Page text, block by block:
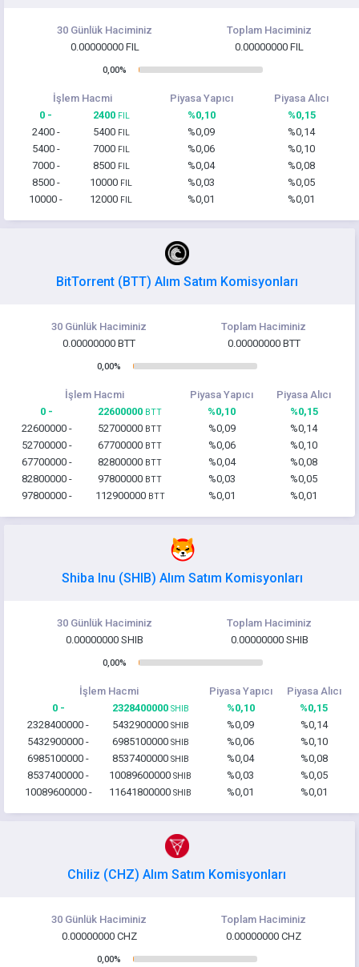
30 Günlük Haciminiz
Toplam Haciminiz
0.00000000 FIL
0.00000000 FIL
0,00%
İşlem Hacmi Piyasa Yapıcı
Piyasa Alıcı
0 -
2400 FIL %0,10
%0,15
2400 -
5400 FIL %0,09
%0,14
5400 -
7000 FIL %0,06
%0,10
7000 -
8500 FIL %0,04
%0,08
8500 -
10000 FIL %0,03
%0,05
10000 -
12000 FIL %0,01 %0,01
BitTorrent (BTT) Alım Satım Komisyonları
30 Günlük Haciminiz
Toplam Haciminiz
0.00000000 BTT
0.00000000 BTT
0,00%
İşlem Hacmi Piyasa Yapıcı
Piyasa Alıcı
0 -
22600000 BTT %0,10
%0,15
22600000 -
52700000 BTT %0,09
%0,14
52700000 -
67700000 BTT %0,06
%0,10
67700000 -
82800000 BTT %0,04
%0,08
82800000 -
97800000 BTT %0,03
%0,05
97800000 -
112900000 BTT %0,01 %0,01
Shiba Inu (SHIB) Alım Satım Komisyonları
30 Günlük Haciminiz
Toplam Haciminiz
0.00000000 SHIB
0.00000000 SHIB
0,00%
İşlem Hacmi Piyasa Yapıcı
Piyasa Alıcı
0 -
2328400000 SHIB %0,10
%0,15
2328400000 -
5432900000 SHIB %0,09
%0,14
5432900000 -
6985100000 SHIB %0,06
%0,10
6985100000 -
8537400000 SHIB %0,04
%0,08
8537400000 -
10089600000 SHIB %0,03
%0,05
10089600000 -
11641800000 SHIB %0,01 %0,01
Chiliz (CHZ) Alım Satım Komisyonları
30 Günlük Haciminiz
Toplam Haciminiz
0.00000000 CHZ
0.00000000 CHZ
0,00%